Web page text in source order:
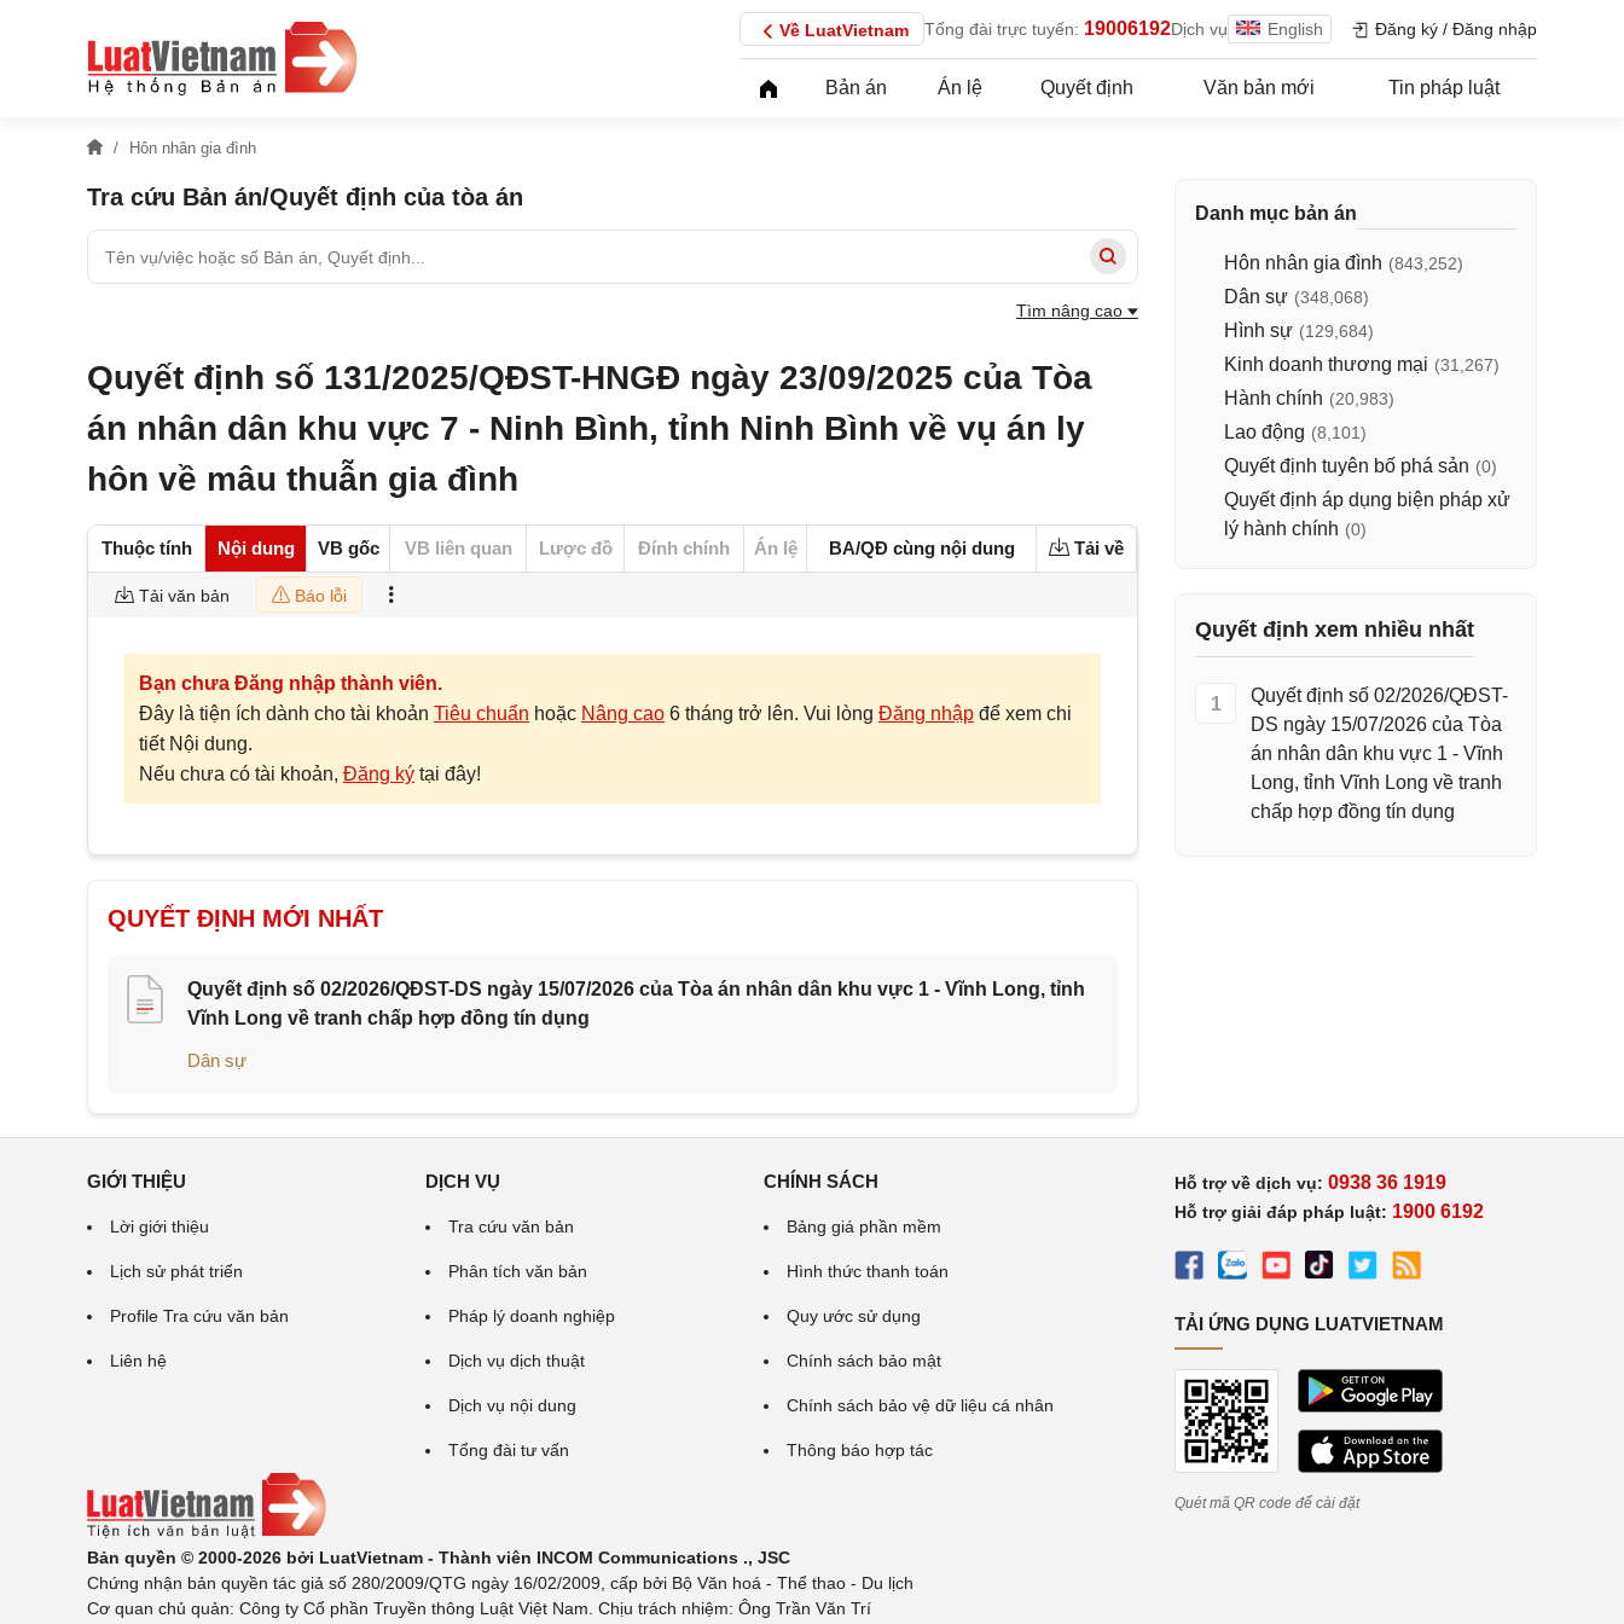
Về LuatVietnam Tổng đài trực tuyến: 19006192Dịch vụ English Đăng ký / Đăng nhập
Bản án Án lệ Quyết định Văn bản mới Tin pháp luật
Hôn nhân gia đình
Tra cứu Bản án/Quyết định của tòa án
Tìm nâng cao
Quyết định số 131/2025/QĐST-HNGĐ ngày 23/09/2025 của Tòa
án nhân dân khu vực 7 - Ninh Bình, tỉnh Ninh Bình về vụ án ly
hôn về mâu thuẫn gia đình
Thuộc tính Nội dung VB gốc VB liên quan Lược đồ Đính chính Án lệ BA/QĐ cùng nội dung Tải về
Tải văn bản Báo lỗi
Bạn chưa Đăng nhập thành viên.
Đây là tiện ích dành cho tài khoản Tiêu chuẩn hoặc Nâng cao 6 tháng trở lên. Vui lòng Đăng nhập để xem chi
tiết Nội dung.
Nếu chưa có tài khoản, Đăng ký tại đây!
QUYẾT ĐỊNH MỚI NHẤT
Quyết định số 02/2026/QĐST-DS ngày 15/07/2026 của Tòa án nhân dân khu vực 1 - Vĩnh Long, tỉnh
Vĩnh Long về tranh chấp hợp đồng tín dụng
Dân sự
Danh mục bản án
Hôn nhân gia đình (843,252)
Dân sự (348,068)
Hình sự (129,684)
Kinh doanh thương mại (31,267)
Hành chính (20,983)
Lao động (8,101)
Quyết định tuyên bố phá sản (0)
Quyết định áp dụng biện pháp xử
lý hành chính (0)
Quyết định xem nhiều nhất
1
Quyết định số 02/2026/QĐST-
DS ngày 15/07/2026 của Tòa
án nhân dân khu vực 1 - Vĩnh
Long, tỉnh Vĩnh Long về tranh
chấp hợp đồng tín dụng
GIỚI THIỆU
Lời giới thiệu
Lịch sử phát triển
Profile Tra cứu văn bản
Liên hệ
DỊCH VỤ
Tra cứu văn bản
Phân tích văn bản
Pháp lý doanh nghiệp
Dịch vụ dịch thuật
Dịch vụ nội dung
Tổng đài tư vấn
CHÍNH SÁCH
Bảng giá phần mềm
Hình thức thanh toán
Quy ước sử dụng
Chính sách bảo mật
Chính sách bảo vệ dữ liệu cá nhân
Thông báo hợp tác
Bản quyền © 2000-2026 bởi LuatVietnam - Thành viên INCOM Communications ., JSC
Chứng nhận bản quyền tác giả số 280/2009/QTG ngày 16/02/2009, cấp bởi Bộ Văn hoá - Thể thao - Du lịch
Cơ quan chủ quản: Công ty Cổ phần Truyền thông Luật Việt Nam. Chịu trách nhiệm: Ông Trần Văn Trí
Hỗ trợ về dịch vụ: 0938 36 1919
Hỗ trợ giải đáp pháp luật: 1900 6192
TẢI ỨNG DỤNG LUATVIETNAM
Quét mã QR code để cài đặt